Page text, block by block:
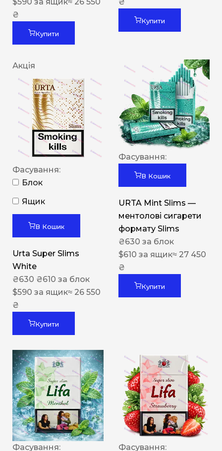
$590 за ящик≈ 26 550
₴
Купити
₴
Купити
Акція
Фасування:
Блок
Ящик
В Кошик
Urta Super Slims
White
₴630 ₴610 за блок
$590 за ящик≈ 26 550
₴
Купити
Фасування:
В Кошик
URTA Mint Slims —
ментолові сигарети
формату Slims
₴630 за блок
$610 за ящик≈ 27 450
₴
Купити
Фасування:
Фасування: